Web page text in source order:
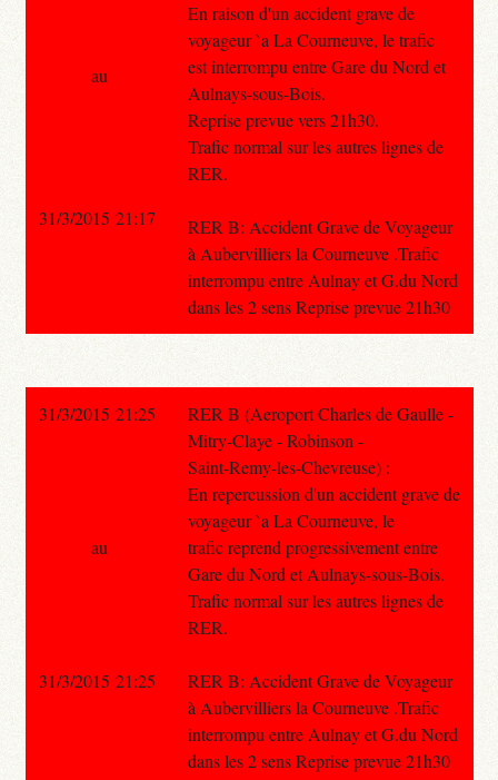
En raison d'un accident grave de
voyageur `a La Courneuve, le trafic
est interrompu entre Gare du Nord et
Aulnays-sous-Bois.
Reprise prevue vers 21h30.
Trafic normal sur les autres lignes de
RER.
RER B: Accident Grave de Voyageur
à Aubervilliers la Courneuve .Trafic
interrompu entre Aulnay et G.du Nord
dans les 2 sens Reprise prevue 21h30
au
31/3/2015 21:17
31/3/2015 21:25
RER B (Aeroport Charles de Gaulle -
Mitry-Claye - Robinson -
Saint-Remy-les-Chevreuse) :
En repercussion d'un accident grave de
voyageur `a La Courneuve, le
trafic reprend progressivement entre
Gare du Nord et Aulnays-sous-Bois.
Trafic normal sur les autres lignes de
RER.
RER B: Accident Grave de Voyageur
à Aubervilliers la Courneuve .Trafic
interrompu entre Aulnay et G.du Nord
dans les 2 sens Reprise prevue 21h30
au
31/3/2015 21:25